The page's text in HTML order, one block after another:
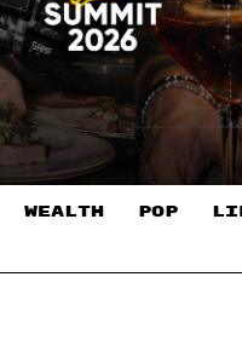
WEALTH POP